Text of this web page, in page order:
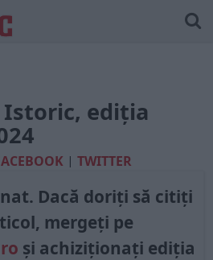
ediția
|TWITTER
Dacă doriți să citiți
mergeți pe
și achiziționați ediția